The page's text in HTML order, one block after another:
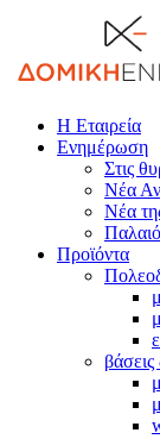
Η Εταιρεία
Ενημέρωση
Στις
Νέα
Νέα
Προϊόντα